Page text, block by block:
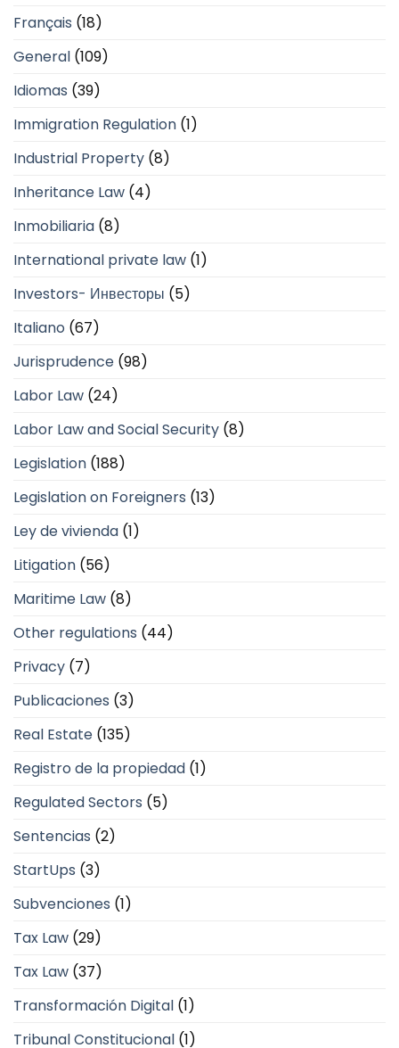
Français (18)
General (109)
Idiomas (39)
Immigration Regulation (1)
Industrial Property (8)
Inheritance Law (4)
Inmobiliaria (8)
International private law (1)
Investors- Инвесторы (5)
Italiano (67)
Jurisprudence (98)
Labor Law (24)
Labor Law and Social Security (8)
Legislation (188)
Legislation on Foreigners (13)
Ley de vivienda (1)
Litigation (56)
Maritime Law (8)
Other regulations (44)
Privacy (7)
Publicaciones (3)
Real Estate (135)
Registro de la propiedad (1)
Regulated Sectors (5)
Sentencias (2)
StartUps (3)
Subvenciones (1)
Tax Law (29)
Tax Law (37)
Transformación Digital (1)
Tribunal Constitucional (1)